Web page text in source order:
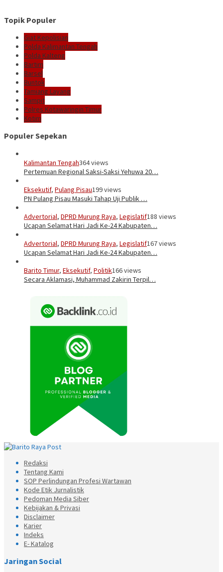
Topik Populer
Giat Kepolisian
Polda Kalimantan Tengah
Polda Kalteng
Bartim
Barsel
Buntok
Tamiang Layang
Sampit
Polres Kotawaringin Timur
Kotim
Populer Sepekan
Kalimantan Tengah364 views
Pertemuan Regional Saksi-Saksi Yehuwa 20…
Eksekutif, Pulang Pisau199 views
PN Pulang Pisau Masuki Tahap Uji Publik …
Advertorial, DPRD Murung Raya, Legislatif188 views
Ucapan Selamat Hari Jadi Ke-24 Kabupaten…
Advertorial, DPRD Murung Raya, Legislatif167 views
Ucapan Selamat Hari Jadi Ke-24 Kabupaten…
Barito Timur, Eksekutif, Politik166 views
Secara Aklamasi, Muhammad Zakirin Terpil…
Redaksi
Tentang Kami
SOP Perlindungan Profesi Wartawan
Kode Etik Jurnalistik
Pedoman Media Siber
Kebijakan & Privasi
Disclaimer
Karier
Indeks
E- Katalog
Jaringan Social